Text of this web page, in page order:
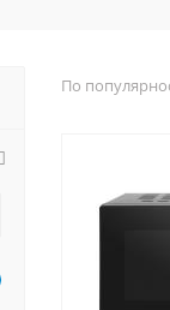
По